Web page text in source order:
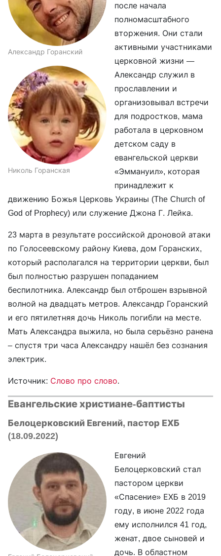
Александр Горанский
Николь Горанская
после начала
полномасштабного
вторжения. Они стали
активными участниками
церковной жизни —
Александр служил в
прославлении и
организовывал встречи
для подростков, мама
работала в церковном
детском саду в
евангельской церкви
«Эммануил», которая
принадлежит к
движению Божья Церковь Украины (The Church of
God of Prophecy) или служение Джона Г. Лейка.
23 марта в результате российской дроновой атаки
по Голосеевскому району Киева, дом Горанских,
который располагался на территории церкви, был
был полностью разрушен попаданием
беспилотника. Александр был отброшен взрывной
волной на двадцать метров. Александр Горанский
и его пятилетняя дочь Николь погибли на месте.
Мать Александра выжила, но была серьёзно ранена
– спустя три часа Александру нашёл без сознания
электрик.
Источник: Слово про слово.
Евангельские христиане-баптисты
Белоцерковский Евгений, пастор ЕХБ
(18.09.2022)
Евгений
Белоцерковский стал
пастором церкви
«Спасение» ЕХБ в 2019
году, в июне 2022 года
ему исполнился 41 год,
женат, двое сыновей и
дочь. В областном